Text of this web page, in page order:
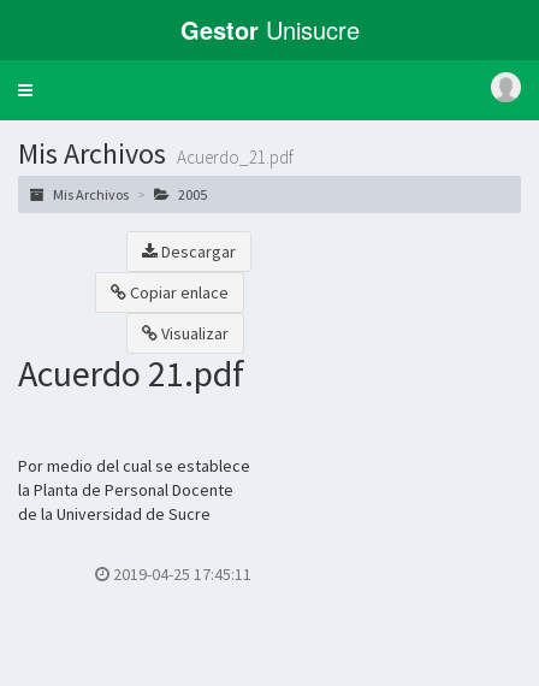
Gestor Unisucre
Toggle
Mis Archivos Acuerdo_21.pdf
Mis Archivos 2005
Descargar
Copiar enlace
Visualizar
Acuerdo 21.pdf
Por medio del cual se establece
la Planta de Personal Docente
de la Universidad de Sucre
2019-04-25 17:45:11